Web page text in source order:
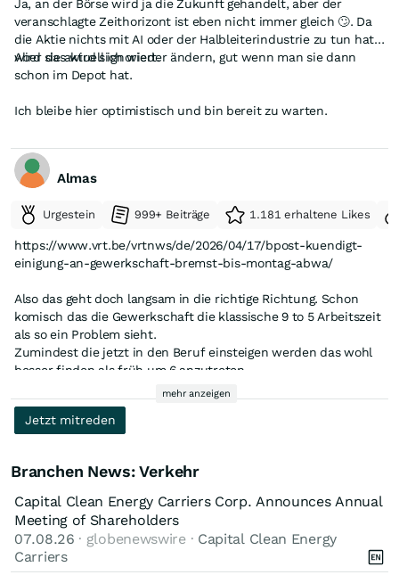
die Aktie ja nicht ganz unten.
Ja, an der Börse wird ja die Zukunft gehandelt, aber der
veranschlagte Zeithorizont ist eben nicht immer gleich 🙄. Da
die Aktie nichts mit AI oder der Halbleiterindustrie zu tun hat,
wird sie aktuell ignoriert.
Aber das wird sich wieder ändern, gut wenn man sie dann
schon im Depot hat.
Ich bleibe hier optimistisch und bin bereit zu warten.
Almas
Urgestein 999+ Beiträge 1.181 erhaltene Likes
https://www.vrt.be/vrtnws/de/2026/04/17/bpost-kuendigt-
einigung-an-gewerkschaft-bremst-bis-montag-abwa/
Also das geht doch langsam in die richtige Richtung. Schon
komisch das die Gewerkschaft die klassische 9 to 5 Arbeitszeit
als so ein Problem sieht.
Zumindest die jetzt in den Beruf einsteigen werden das wohl
besser finden als früh um 6 anzutreten.
Der Streik wird wohl das Jahr verhageln aber wenn nachher
die BPost in Belgien wieder halbwegs konkurrenzfähig ist war
Jahr zeigen. Vielleicht kommt ja auch mal zur Abwechslung
eine gute News aus den USA - nach der langen
Abwärtsbewegung sollte der Fast Track sich ja auch mal
bemerkbar machen.
mehr anzeigen
Jetzt mitreden
Branchen News: Verkehr
Capital Clean Energy Carriers Corp. Announces Annual
Meeting of Shareholders
07.08.26 · globenewswire · Capital Clean Energy
Carriers